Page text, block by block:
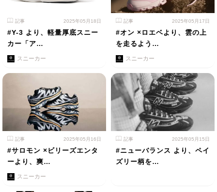
記事 2025年05月18日
#Y-3 より、軽量厚底スニー
カー「ア…
スニーカー
記事 2025年05月17日
#オン ×ロエベより、雲の上
を走るよう…
スニーカー
記事 2025年05月16日
#サロモン ×ビリーズエンタ
ーより、爽…
スニーカー
記事 2025年05月15日
#ニューバランス より、ペイ
ズリー柄を…